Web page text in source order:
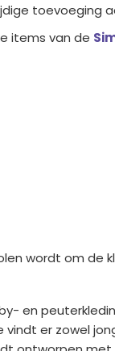
toevoeging
items van de
wordt om
en
er zowel